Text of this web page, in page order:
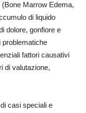
Marrow Edema,
di liquido
dolore, gonfiore e
problematiche
fattori causativi
di valutazione,
casi speciali e